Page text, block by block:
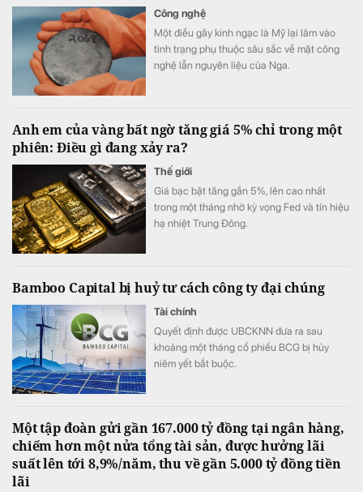
Công nghệ
Một điều gây kinh ngạc là Mỹ lại lâm vào
tình trạng phụ thuộc sâu sắc về mặt công
nghệ lẫn nguyên liệu của Nga.
Anh em của vàng bất ngờ tăng giá 5% chỉ trong một
phiên: Điều gì đang xảy ra?
Thế giới
Giá bạc bật tăng gần 5%, lên cao nhất
trong một tháng nhờ kỳ vọng Fed và tín hiệu
hạ nhiệt Trung Đông.
Bamboo Capital bị huỷ tư cách công ty đại chúng
Tài chính
Quyết định được UBCKNN đưa ra sau
khoảng một tháng cổ phiếu BCG bị hủy
niêm yết bắt buộc.
Một tập đoàn gửi gần 167.000 tỷ đồng tại ngân hàng,
chiếm hơn một nửa tổng tài sản, được hưởng lãi
suất lên tới 8,9%/năm, thu về gần 5.000 tỷ đồng tiền
lãi